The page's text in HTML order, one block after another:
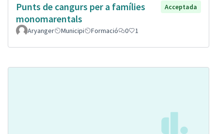
Punts de cangurs per a famílies
monomarentals
Acceptada
Aryanger Municipi Formació 0 1